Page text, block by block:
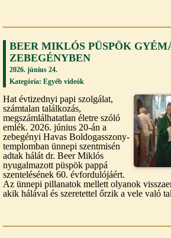
BEER MIKLÓS PÜSPÖK
ZEBEGÉNYBEN
2026. június 24.
Kategória: Egyéb videók
Hat évtizednyi papi szolgálat,
számtalan találkozás,
megszámlálhatatlan életre szóló
emlék. 2026. június 20-án a
zebegényi Havas Boldogasszony-
templomban ünnepi szentmisén
adtak hálát dr. Beer Miklós
nyugalmazott püspök pappá
szentelésének 60. évfordulójáért.
Az ünnepi pillanatok mellett olyanok
akik hálával és szeretettel őrzik a vele való